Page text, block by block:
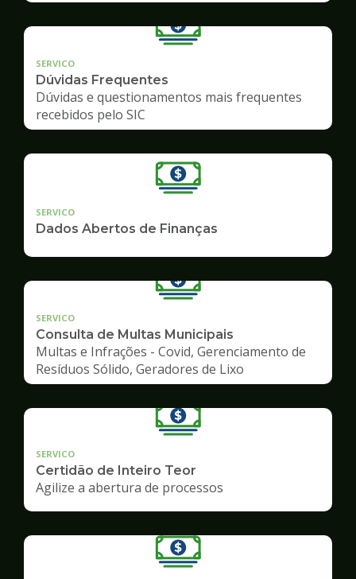
SERVICO
Dúvidas Frequentes
Dúvidas e questionamentos mais frequentes
recebidos pelo SIC
SERVICO
Dados Abertos de Finanças
SERVICO
Consulta de Multas Municipais
Multas e Infrações - Covid, Gerenciamento de
Resíduos Sólido, Geradores de Lixo
SERVICO
Certidão de Inteiro Teor
Agilize a abertura de processos